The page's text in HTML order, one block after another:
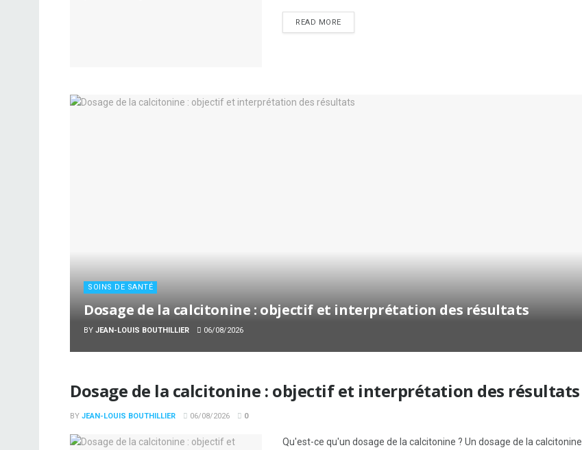
READ MORE
SOINS DE SANTÉ
Dosage de la calcitonine : objectif et interprétation des résultats
BY JEAN-LOUIS BOUTHILLIER 06/08/2026
Dosage de la calcitonine : objectif et interprétation des résultats
BY JEAN-LOUIS BOUTHILLIER 06/08/2026 0
Qu'est-ce qu'un dosage de la calcitonine ? Un dosage de la calcitonine